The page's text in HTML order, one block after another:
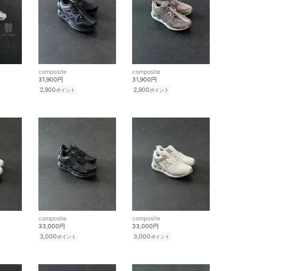
composite
31,900円
2,900ポイント
composite
31,900円
2,900ポイント
composite
33,000円
3,000ポイント
composite
33,000円
3,000ポイント